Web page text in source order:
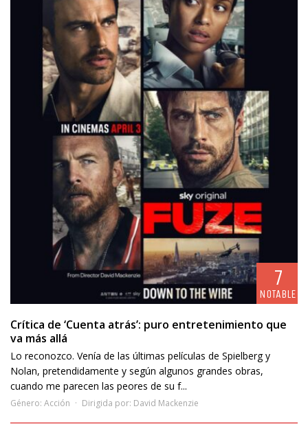
7
NOTABLE
Crítica de ‘Cuenta atrás’: puro entretenimiento que
va más allá
Lo reconozco. Venía de las últimas películas de Spielberg y
Nolan, pretendidamente y según algunos grandes obras,
cuando me parecen las peores de su f...
Género: Acción Dirigida por: David Mackenzie